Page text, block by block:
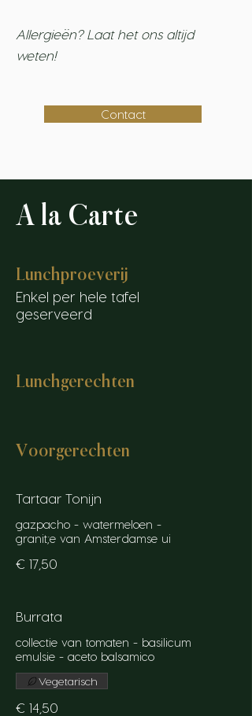
Allergieën? Laat het ons altijd
weten!
Contact
A la Carte
Lunchproeverij
Enkel per hele tafel
geserveerd
Lunchgerechten
Voorgerechten
Tartaar Tonijn
gazpacho - watermeloen -
granit;e van Amsterdamse ui
€ 17,50
Burrata
collectie van tomaten - basilicum
emulsie - aceto balsamico
€ 14,50
Vegetarisch